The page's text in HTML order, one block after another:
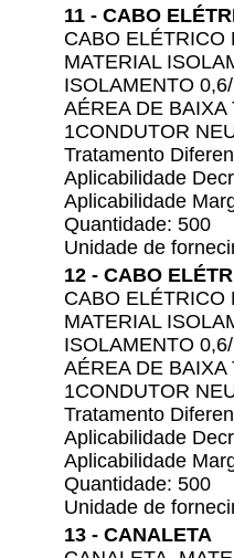
11 - CABO
CABO ELÉTRICO
MATERIAL
ISOLAMENTO
AÉREA DE
1CONDUTOR
Tratamento
Aplicabilidade
Aplicabilidade
Quantidade: 500
Unidade de
12 - CABO
CABO ELÉTRICO
MATERIAL
ISOLAMENTO
AÉREA DE
1CONDUTOR
Tratamento
Aplicabilidade
Aplicabilidade
Quantidade: 500
Unidade de
13 - CANALETA